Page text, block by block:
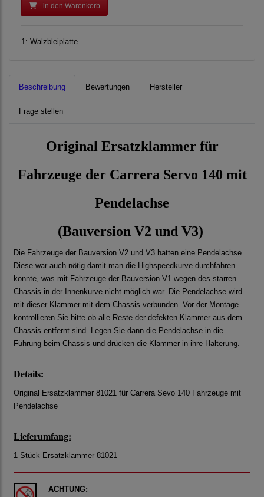
in den Warenkorb
1: Walzbleiplatte
Beschreibung Bewertungen Hersteller
Frage stellen
Original Ersatzklammer für
Fahrzeuge der Carrera Servo 140 mit
Pendelachse
(Bauversion V2 und V3)
Die Fahrzeuge der Bauversion V2 und V3 hatten eine Pendelachse.
Diese war auch nötig damit man die Highspeedkurve durchfahren
konnte, was mit Fahrzeuge der Bauversion V1 wegen des starren
Chassis in der Innenkurve nicht möglich war. Die Pendelachse wird
mit dieser Klammer mit dem Chassis verbunden. Vor der Montage
kontrollieren Sie bitte ob alle Reste der defekten Klammer aus dem
Chassis entfernt sind. Legen Sie dann die Pendelachse in die
Führung beim Chassis und drücken die Klammer in ihre Halterung.
Details:
Original Ersatzklammer 81021 für Carrera Sevo 140 Fahrzeuge mit
Pendelachse
Lieferumfang:
1 Stück Ersatzklammer 81021
ACHTUNG: